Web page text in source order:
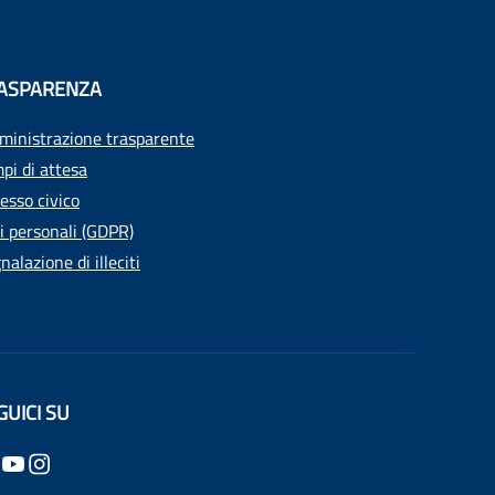
trasparente
di attesa
civico
personali (GDPR)
di illeciti
SU